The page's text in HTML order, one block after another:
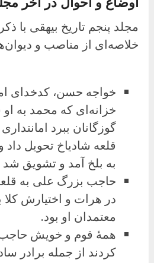
مجلد پنجم تاریخ بیهقی با
خلاصه‌ای از مناصب و
خواجه حسن، کدخدای
خزانه‌ای که محمد به او
گوزگانان ببرد
قلعه شادیاخ تحویل
به بلخ آمد و تشویق شد
حاجب بزرگ علی به
در هرات و اختیارش
معتمدان او بود.
همهٔ قوم و خویش حاجب
کردند از جمله برادر